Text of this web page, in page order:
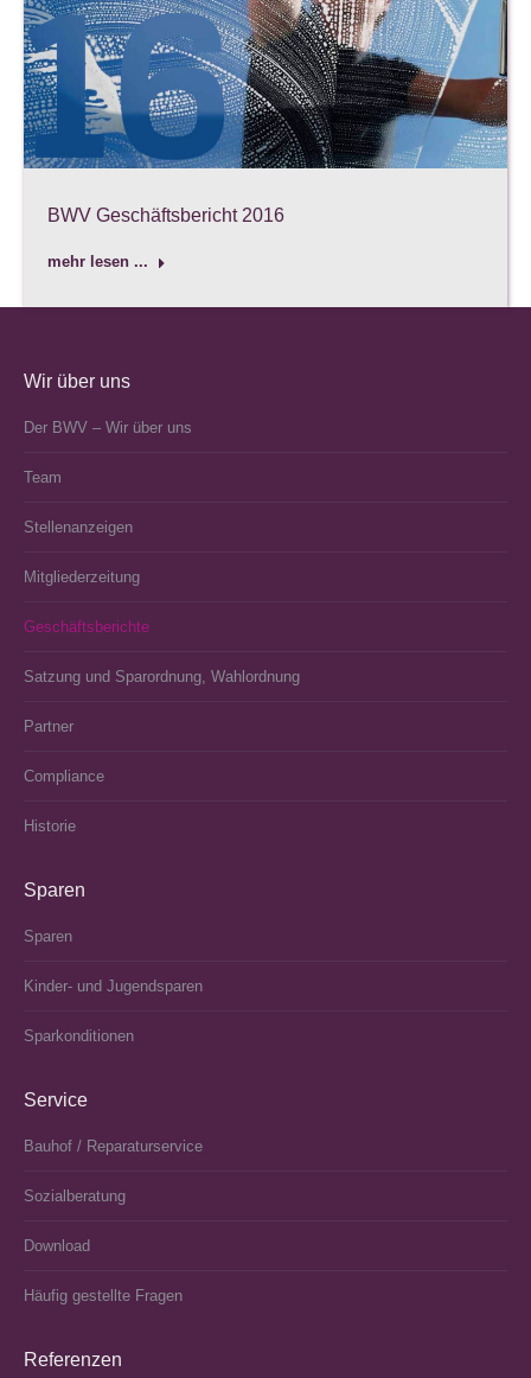
BWV Geschäftsbericht 2016
mehr lesen ...
Wir über uns
Der BWV – Wir über uns
Team
Stellenanzeigen
Mitgliederzeitung
Geschäftsberichte
Satzung und Sparordnung, Wahlordnung
Partner
Compliance
Historie
Sparen
Sparen
Kinder- und Jugendsparen
Sparkonditionen
Service
Bauhof / Reparaturservice
Sozialberatung
Download
Häufig gestellte Fragen
Referenzen